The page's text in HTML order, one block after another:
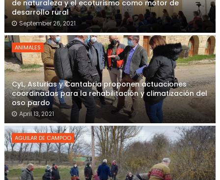
de naturaleza y el ecoturismo como motor de
desarrollo rural
September 26, 2021
ANIMALES
CyL, Asturias y Cantabria proponen actuaciones
coordinadas para la rehabilitación y climatización del
oso pardo
April 13, 2021
AGUILAR DE CAMPOO